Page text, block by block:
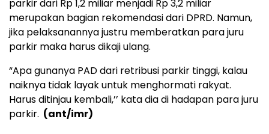
parkir dari Rp 1,2 miliar menjadi Rp 3,2 miliar
merupakan bagian rekomendasi dari DPRD. Namun,
jika pelaksanannya justru memberatkan para juru
parkir maka harus dikaji ulang.
“Apa gunanya PAD dari retribusi parkir tinggi, kalau
naiknya tidak layak untuk menghormati rakyat.
Harus ditinjau kembali,’’ kata dia di hadapan para juru
parkir. (ant/imr)